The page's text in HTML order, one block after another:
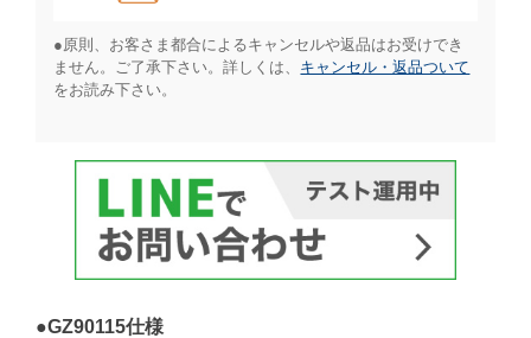
●原則、お客さま都合によるキャンセルや返品はお受けでき
ません。ご了承下さい。詳しくは、 キャンセル・返品ついて
をお読み下さい。​
●GZ90115仕様